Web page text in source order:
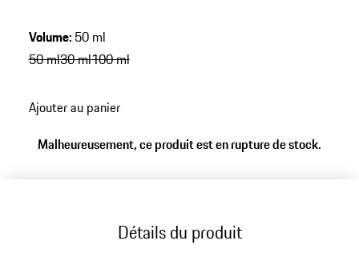
Volume: 50 ml
50 ml30 ml100 ml
Ajouter au panier
Malheureusement, ce produit est en rupture de stock.
Détails du produit